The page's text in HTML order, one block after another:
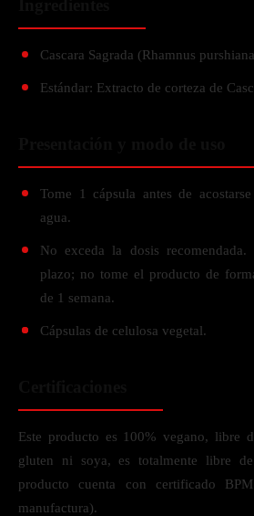
Cascara Sagrada (Rhamnus
Estándar: Extracto de corteza de
Tome 1 cápsula antes de
agua.
No exceda la dosis
plazo; no tome el producto de
de 1 semana.
Cápsulas de celulosa vegetal.
Este producto es 100% vegano, libre
gluten ni soya, es totalmente libre
producto cuenta con certificado
manufactura).